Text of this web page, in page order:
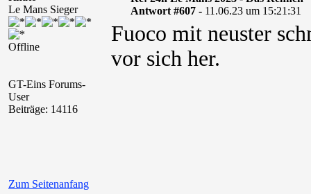
Le Mans Sieger
Offline
GT-Eins Forums-
User
Beiträge: 14116
Antwort #607 - 11.06.23 um 15:21:31
Fuoco mit neuster
vor sich her.
Zum Seitenanfang